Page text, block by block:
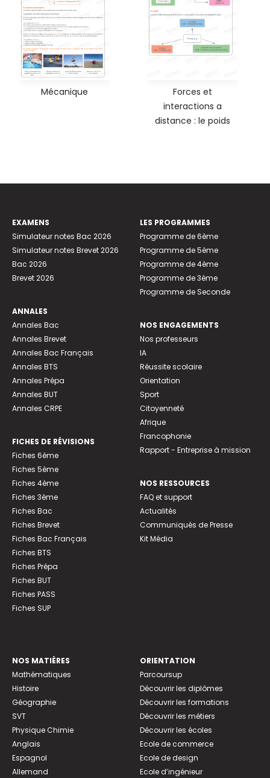
Mécanique
Forces et
interactions a
distance : le poids
EXAMENS
Simulateur notes Bac 2026
Simulateur notes Brevet 2026
Bac 2026
Brevet 2026
ANNALES
Annales Bac
Annales Brevet
Annales Bac Français
Annales BTS
Annales Prépa
Annales BUT
Annales CRPE
FICHES DE RÉVISIONS
Fiches 6ème
Fiches 5ème
Fiches 4ème
Fiches 3ème
Fiches Bac
Fiches Brevet
Fiches Bac Français
Fiches BTS
Fiches Prépa
Fiches BUT
Fiches PASS
Fiches SUP
LES PROGRAMMES
Programme de 6ème
Programme de 5ème
Programme de 4ème
Programme de 3ème
Programme de Seconde
NOS ENGAGEMENTS
Nos professeurs
IA
Réussite scolaire
Orientation
Sport
Citoyenneté
Afrique
Francophonie
Rapport - Entreprise à mission
NOS RESSOURCES
FAQ et support
Actualités
Communiqués de Presse
Kit Média
NOS MATIÈRES
Mathématiques
Histoire
Géographie
SVT
Physique Chimie
Anglais
Espagnol
Allemand
ORIENTATION
Parcoursup
Découvrir les diplômes
Découvrir les formations
Découvrir les métiers
Découvrir les écoles
Ecole de commerce
Ecole de design
Ecole d’ingénieur